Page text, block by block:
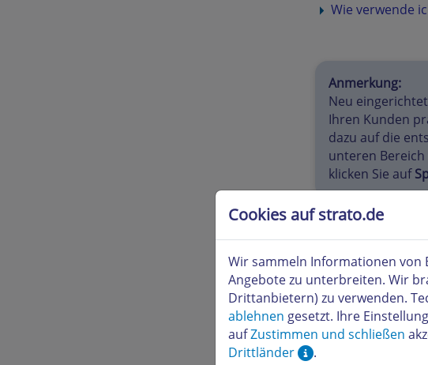
Wie verwende
Anmerkung:
Neu
Ihren Kunden
dazu auf die
unteren
klicken Sie auf
Wie kann
Klicken Sie in der
Liste das
klicken Sie auf
Cookies auf strato.de
Wir sammeln Informationen von
Angebote zu unterbreiten. Wir
Drittanbietern) zu verwenden.
ablehnen gesetzt. Ihre
aufZustimmen und schließen
Drittländer
.